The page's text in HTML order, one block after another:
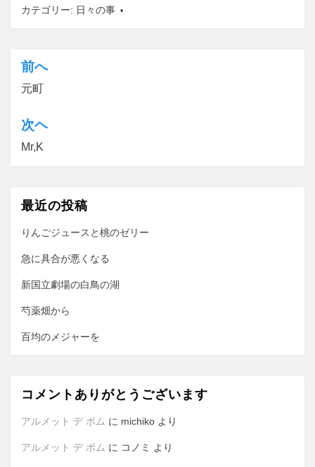
カテゴリー: 日々の事
投
稿
ナ
ビ
シ
ョ
ン
前へ
元町
次ヘ
Mr,K
最近の投稿
りんごジュースと桃のゼリー
急に具合が悪くなる
新国立劇場の白鳥の湖
芍薬畑から
百均のメジャーを
コメントありがとうございます
アルメット デ ポム に michiko より
アルメット デ ポム に コノミ より